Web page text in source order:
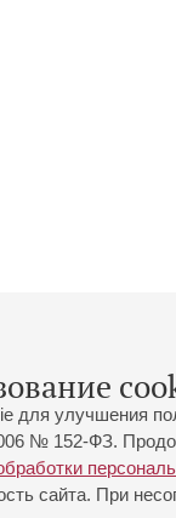
для улучшения
№ 152-ФЗ.
сайта. При